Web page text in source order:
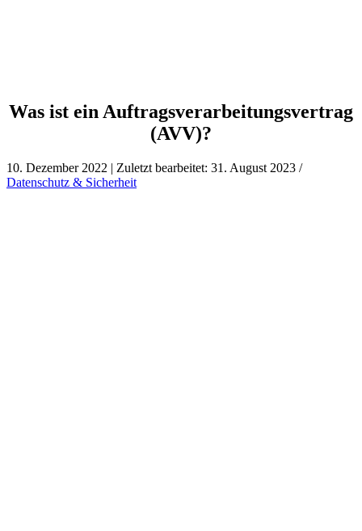
Was ist ein Auftragsverarbeitungsvertrag
(AVV)?
10. Dezember 2022 | Zuletzt bearbeitet: 31. August 2023 /
Datenschutz & Sicherheit